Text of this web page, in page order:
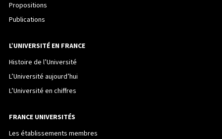
Propositions
Publications
L’UNIVERSITÉ EN FRANCE
Histoire de l’Université
L’Université aujourd’hui
L’Université en chiffres
FRANCE UNIVERSITÉS
Les établissements membres